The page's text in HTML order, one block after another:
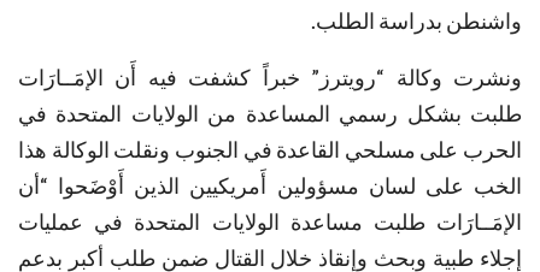
واشنطن بدراسة الطلب.
ونشرت وكالة “رويترز” خبراً كشفت فيه أَن الإمَــارَات
طلبت بشكل رسمي المساعدة من الولايات المتحدة في
الحرب على مسلحي القاعدة في الجنوب ونقلت الوكالة هذا
الخب على لسان مسؤولين أَمريكيين الذين أَوْضَحوا “أن
الإمَــارَات طلبت مساعدة الولايات المتحدة في عمليات
إجلاء طبية وبحث وإنقاذ خلال القتال ضمن طلب أكبر بدعم